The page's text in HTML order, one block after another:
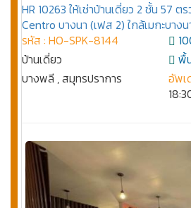
HR 10263 ให้เช่าบ้านเดี่ยว 2 ชั้น 57
Centro บางนา (เฟส 2) ใกล้เมกะบางน
รหัส : HO-SPK-8144
บ้านเดี่ยว
บางพลี , สมุทรปราการ
พื้
อัพเ